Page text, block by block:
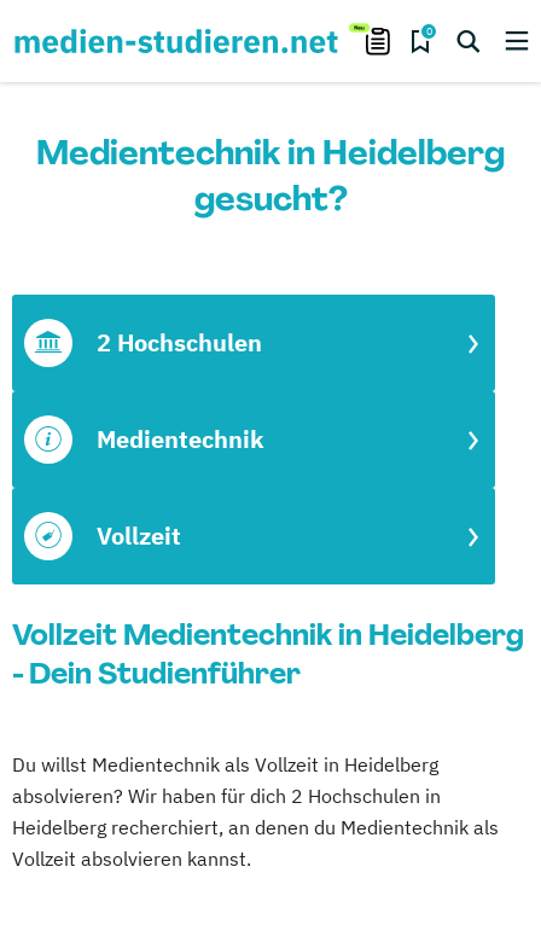
0
Medientechnik in Heidelberg
gesucht?
Vollzeit
Medientechnik
2 Hochschulen
Vollzeit Medientechnik in Heidelberg
- Dein Studienführer
Du willst Medientechnik als Vollzeit in Heidelberg
absolvieren? Wir haben für dich 2 Hochschulen in
Heidelberg recherchiert, an denen du Medientechnik als
Vollzeit absolvieren kannst.